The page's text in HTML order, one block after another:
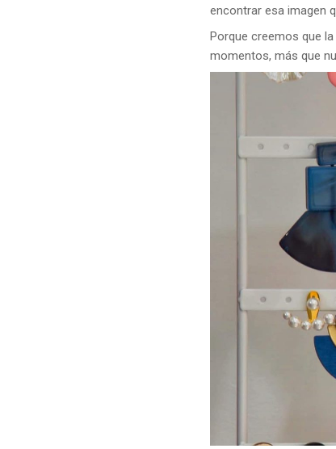
encontrar esa imagen
Porque creemos que
momentos, más que